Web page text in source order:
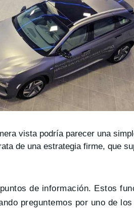
vista podría parecer una
de una estrategia firme, que
de información. Estos
preguntemos por uno de